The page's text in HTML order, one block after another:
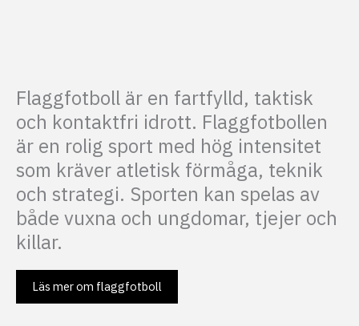
Flaggfotboll är en fartfylld, taktisk
och kontaktfri idrott. Flaggfotbollen
är en rolig sport med hög intensitet
som kräver atletisk förmåga, teknik
och strategi. Sporten kan spelas av
både vuxna och ungdomar, tjejer och
killar.
Läs mer om flaggfotboll